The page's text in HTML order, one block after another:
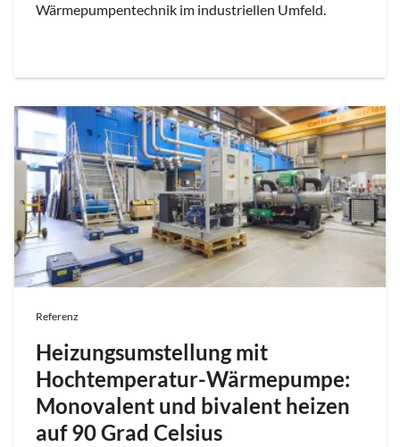
Wärmepumpentechnik im industriellen Umfeld.
Referenz
Heizungsumstellung mit
Hochtemperatur-Wärmepumpe:
Monovalent und bivalent heizen
auf 90 Grad Celsius